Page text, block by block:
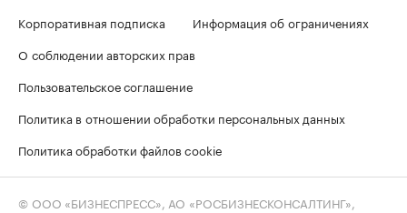
Корпоративная подписка
Информация об ограничениях
О соблюдении авторских прав
Пользовательское соглашение
Политика в отношении обработки персональных данных
Политика обработки файлов cookie
© ООО «БИЗНЕСПРЕСС», АО «РОСБИЗНЕСКОНСАЛТИНГ»,